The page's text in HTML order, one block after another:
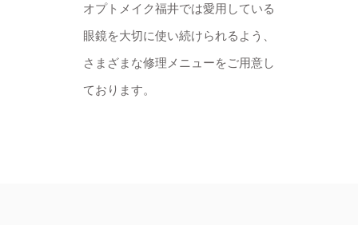
オプトメイク福井では愛用している
眼鏡を大切に使い続けられるよう、
さまざまな修理メニューをご用意し
ております。